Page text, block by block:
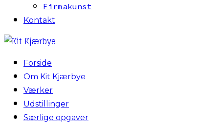
Firmakunst
Kontakt
Forside
Om Kit Kjærbye
Værker
Udstillinger
Særlige opgaver